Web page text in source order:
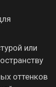
или
оттенков